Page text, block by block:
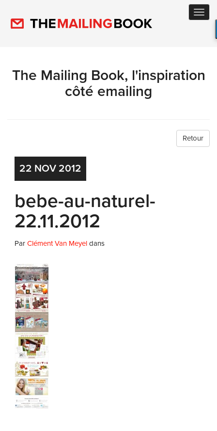
The Mailing Book, l'inspiration
côté emailing
Retour
22 NOV 2012
bebe-au-naturel-
22.11.2012
Par Clément Van Meyel dans